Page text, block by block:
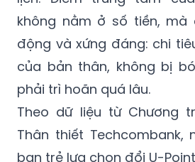
không nằm ở số tiền,
động và xứng đáng: chi
của bản thân, không bị
phải trì hoãn quá lâu.
Theo dữ liệu từ Chương
Thân thiết Techcombank,
bạn trẻ lựa chọn đổi U-